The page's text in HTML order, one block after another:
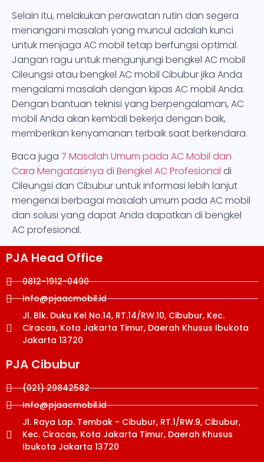
Selain itu, melakukan perawatan rutin dan segera
menangani masalah yang muncul adalah kunci
untuk menjaga AC mobil tetap berfungsi optimal.
Jangan ragu untuk mengunjungi bengkel AC mobil
Cileungsi atau bengkel AC mobil Cibubur jika Anda
mengalami masalah dengan kipas AC mobil Anda.
Dengan bantuan teknisi yang berpengalaman, AC
mobil Anda akan kembali bekerja dengan baik,
memberikan kenyamanan terbaik saat berkendara.
Baca juga 7 Masalah Umum pada AC Mobil dan
Cara Mengatasinya di Bengkel AC Profesional di
Cileungsi dan Cibubur untuk informasi lebih lanjut
mengenai berbagai masalah umum pada AC mobil
dan solusi yang dapat Anda dapatkan di bengkel
AC profesional.
PJA Head Office
0812-1912-0490
Info@pjaacmobil.id
Jl. Blk. Duku Kel No.14, RT.14/RW.10, Cibubur, Kec.
Ciracas, Kota Jakarta Timur, Daerah Khusus Ibukota
Jakarta 13720
PJA Cibubur
(021) 29842582
Info@pjaacmobil.id
Jl. Raya Lap. Tembak - Cibubur, RT.1/RW.9, Cibubur,
Kec. Ciracas, Kota Jakarta Timur, Daerah Khusus
Ibukota Jakarta 13720